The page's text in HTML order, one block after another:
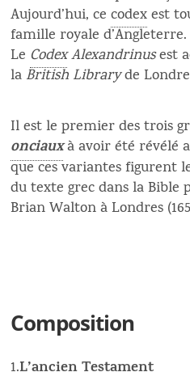
Aujourd’hui, cecodexest
famille royale d’Angleterre.
Le CodexAlexandrinusest
la British Libraryde
Il est le premier des trois
onciauxà avoir été révélé
que ces variantes figurent
du texte grec dans la Bible
Brian Walton à Londres
Composition
1.L’ancien Testament